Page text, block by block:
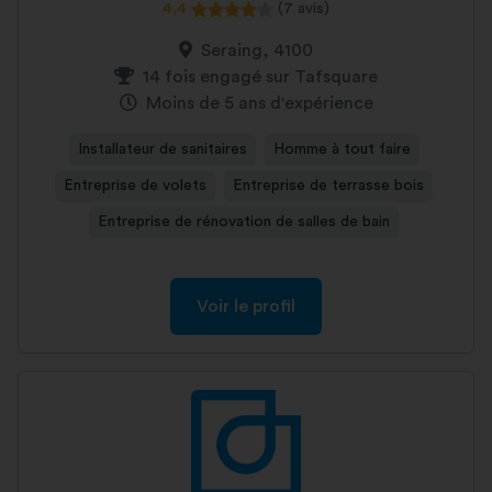
4,4 (7 avis)
Seraing, 4100
14 fois engagé sur Tafsquare
Moins de 5 ans d'expérience
Installateur de sanitaires Homme à tout faire
Entreprise de volets Entreprise de terrasse bois
Entreprise de rénovation de salles de bain
Voir le profil